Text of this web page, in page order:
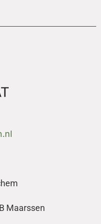
Maarssen